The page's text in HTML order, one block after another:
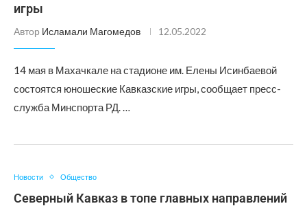
игры
Автор Исламали Магомедов 12.05.2022
14 мая в Махачкале на стадионе им. Елены Исинбаевой
состоятся юношеские Кавказские игры, сообщает пресс-
служба Минспорта РД. …
Новости Общество
Северный Кавказ в топе главных направлений